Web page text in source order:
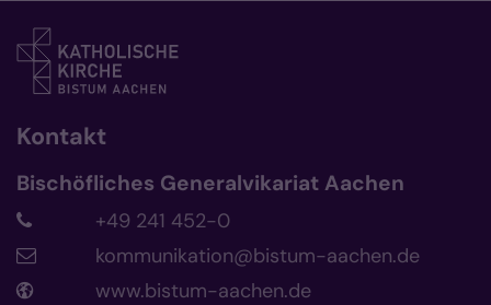
Kontakt
Bischöfliches Generalvikariat Aachen
+49 241 452-0
kommunikation@bistum-aachen.de
www.bistum-aachen.de